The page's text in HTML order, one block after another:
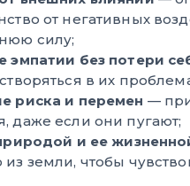
от негативных
силу;
эмпатии без потери
в их
риска и перемен —
даже если они пугают;
и ее
земли, чтобы